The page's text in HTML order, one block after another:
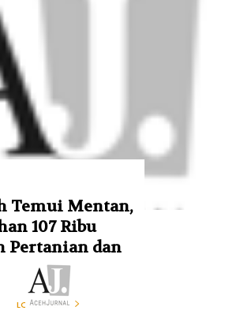
Temui Mentan,
107 Ribu
Pertanian dan
LOAD MORE